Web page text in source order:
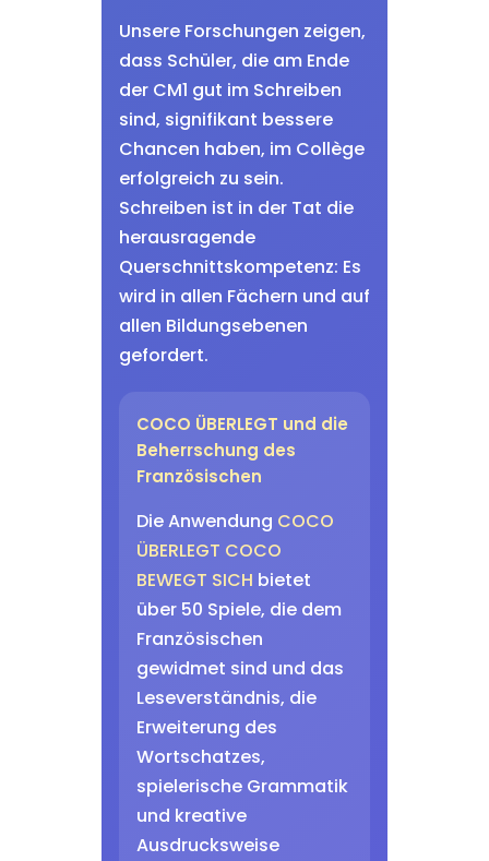
Unsere Forschungen zeigen,
dass Schüler, die am Ende
der CM1 gut im Schreiben
sind, signifikant bessere
Chancen haben, im Collège
erfolgreich zu sein.
Schreiben ist in der Tat die
herausragende
Querschnittskompetenz: Es
wird in allen Fächern und auf
allen Bildungsebenen
gefordert.
COCO ÜBERLEGT und die
Beherrschung des
Französischen
Die Anwendung COCO
ÜBERLEGT COCO
BEWEGT SICH bietet
über 50 Spiele, die dem
Französischen
gewidmet sind und das
Leseverständnis, die
Erweiterung des
Wortschatzes,
spielerische Grammatik
und kreative
Ausdrucksweise